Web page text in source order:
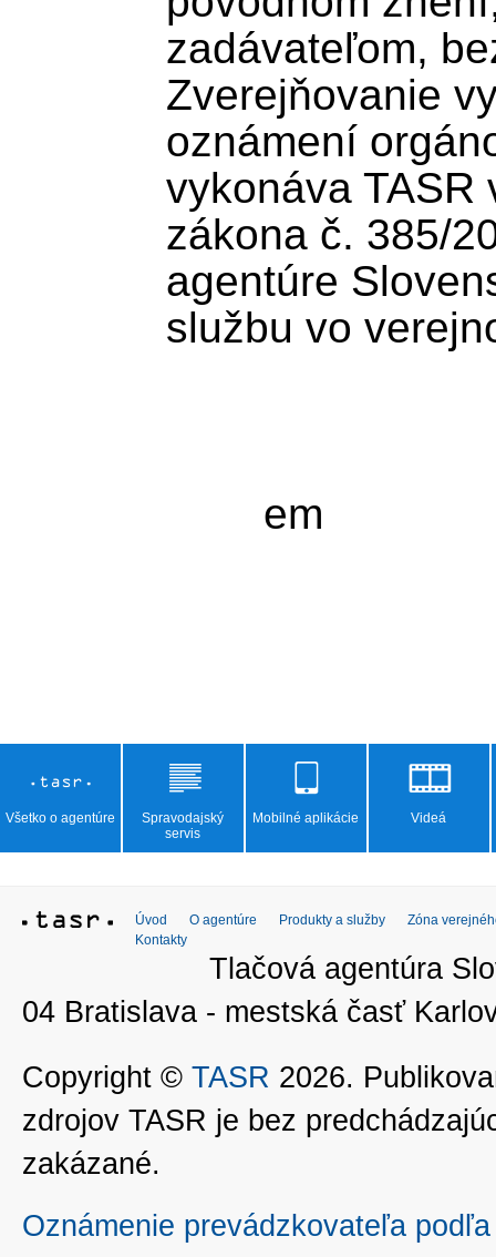
zadávateľom,
Zverejňovanie
oznámení
vykonáva TASR
zákona č. 385/
agentúre
službu vo
Všetko o agentúre
Spravodajský
servis
Mobilné aplikácie Videá
Úvod O agentúre Produkty a služby
Zóna
Kontakty
Tlačová agentúra
04 Bratislava - mestská časť
Copyright © TASR 2026.
zdrojov TASR je bez
zakázané.
Oznámenie prevádzkovateľa